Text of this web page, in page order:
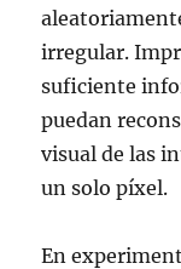
irregular.
suficiente
puedan
visual de las
un solo píxel.
En